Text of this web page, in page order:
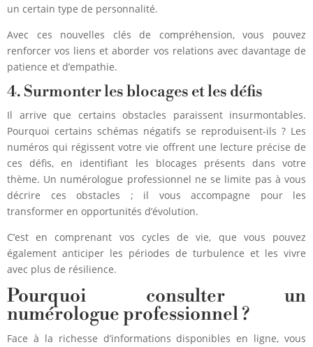
un certain type de personnalité.
Avec ces nouvelles clés de compréhension, vous pouvez
renforcer vos liens et aborder vos relations avec davantage de
patience et d’empathie.
4. Surmonter les blocages et les défis
Il arrive que certains obstacles paraissent insurmontables.
Pourquoi certains schémas négatifs se reproduisent-ils ? Les
numéros qui régissent votre vie offrent une lecture précise de
ces défis, en identifiant les blocages présents dans votre
thème. Un numérologue professionnel ne se limite pas à vous
décrire ces obstacles ; il vous accompagne pour les
transformer en opportunités d’évolution.
C’est en comprenant vos cycles de vie, que vous pouvez
également anticiper les périodes de turbulence et les vivre
avec plus de résilience.
Pourquoi consulter un
numérologue professionnel ?
Face à la richesse d’informations disponibles en ligne, vous